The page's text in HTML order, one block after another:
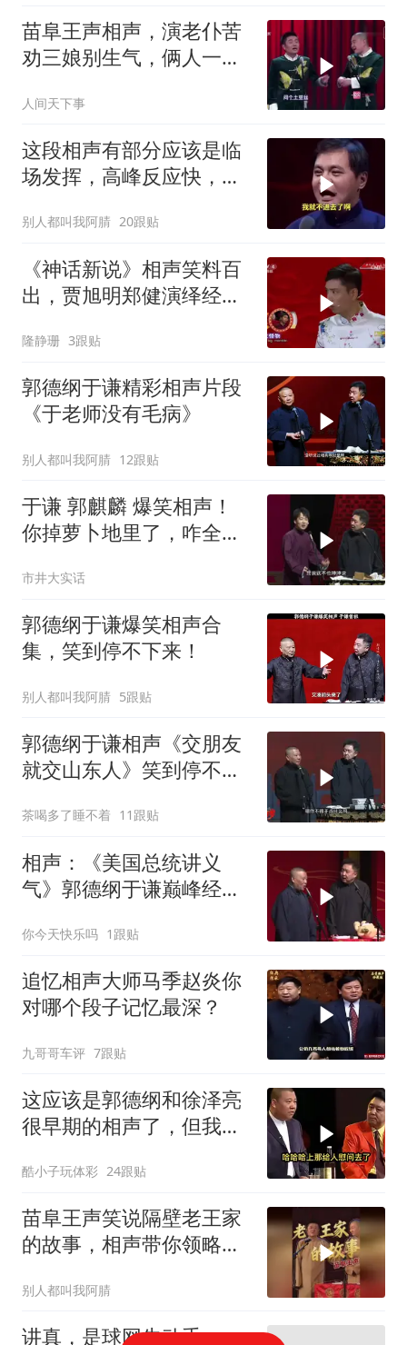
苗阜王声相声，演老仆苦
劝三娘别生气，俩人一唱
人间天下事
这段相声有部分应该是临
场发挥，高峰反应快，于
别人都叫我阿腈 20跟贴
《神话新说》相声笑料百
出，贾旭明郑健演绎经
隆静珊 3跟贴
郭德纲于谦精彩相声片段
《于老师没有毛病》
别人都叫我阿腈 12跟贴
于谦 郭麒麟 爆笑相声！
你掉萝卜地里了，咋全是
我？
市井大实话
郭德纲于谦爆笑相声合
集，笑到停不下来！
别人都叫我阿腈 5跟贴
郭德纲于谦相声《交朋友
就交山东人》笑到停不下
茶喝多了睡不着 11跟贴
相声：《美国总统讲义
气》郭德纲于谦巅峰经典
你今天快乐吗 1跟贴
追忆相声大师马季赵炎你
对哪个段子记忆最深？
九哥哥车评 7跟贴
这应该是郭德纲和徐泽亮
很早期的相声了，但我第
[允悲]
酷小子玩体彩 24跟贴
苗阜王声笑说隔壁老王家
的故事，相声带你领略百
别人都叫我阿腈
讲真，是球网先动手